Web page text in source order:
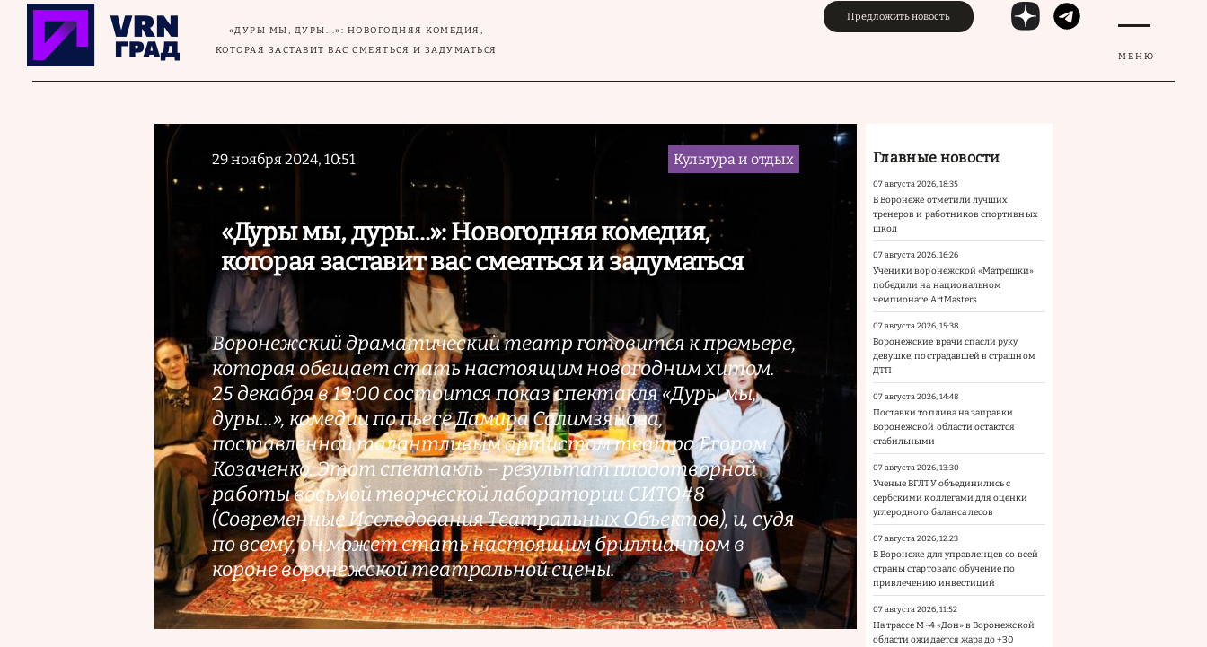
Перейти к основному содержанию
МЕНЮ
«ДУРЫ МЫ, ДУРЫ...»: НОВОГОДНЯЯ КОМЕДИЯ,
КОТОРАЯ ЗАСТАВИТ ВАС СМЕЯТЬСЯ И ЗАДУМАТЬСЯ
Предложить новость
29 ноября 2024, 10:51 Культура и отдых
«Дуры мы, дуры...»: Новогодняя комедия,
которая заставит вас смеяться и задуматься
Воронежский драматический театр готовится к премьере,
которая обещает стать настоящим новогодним хитом.
25 декабря в 19:00 состоится показ спектакля «Дуры мы,
дуры...», комедии по пьесе Дамира Салимзянова,
поставленной талантливым артистом театра Егором
Козаченко. Этот спектакль – результат плодотворной
работы восьмой творческой лаборатории СИТО#8
(Современные Исследования Театральных Объектов), и, судя
по всему, он может стать настоящим бриллиантом в
короне воронежской театральной сцены.
Главные новости
07 августа 2026, 18:35
В Воронеже отметили лучших
тренеров и работников спортивных
школ
07 августа 2026, 16:26
Ученики воронежской «Матрешки»
победили на национальном
чемпионате ArtMasters
07 августа 2026, 15:38
Воронежские врачи спасли руку
девушке, пострадавшей в страшном
ДТП
07 августа 2026, 14:48
Поставки топлива на заправки
Воронежской области остаются
стабильными
07 августа 2026, 13:30
Ученые ВГЛТУ объединились с
сербскими коллегами для оценки
углеродного баланса лесов
07 августа 2026, 12:23
В Воронеже для управленцев со всей
страны стартовало обучение по
привлечению инвестиций
07 августа 2026, 11:52
На трассе М-4 «Дон» в Воронежской
области ожидается жара до +30